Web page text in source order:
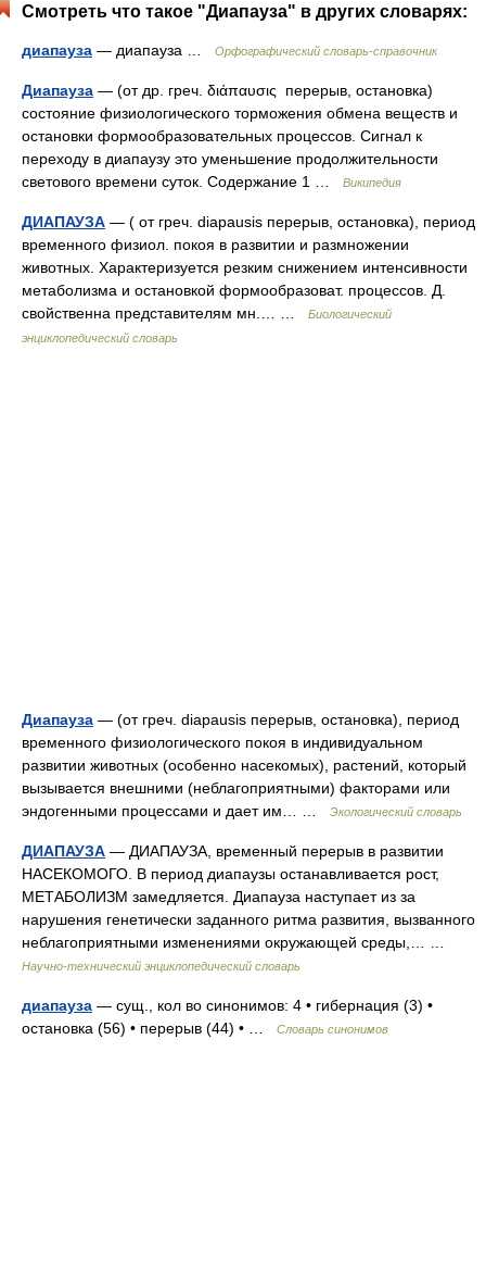
Смотреть что такое "Диапауза" в других словарях:
диапауза — диапауза … Орфографический словарь-справочник
Диапауза — (от др. греч. διάπαυσις перерыв, остановка)
состояние физиологического торможения обмена веществ и
остановки формообразовательных процессов. Сигнал к
переходу в диапаузу это уменьшение продолжительности
светового времени суток. Содержание 1 …
Википедия
ДИАПАУЗА — ( от греч. diapausis перерыв, остановка), период
временного физиол. покоя в развитии и размножении
животных. Характеризуется резким снижением интенсивности
метаболизма и остановкой формообразоват. процессов. Д.
свойственна представителям мн.… …
Биологический
энциклопедический словарь
Диапауза — (от греч. diapausis перерыв, остановка), период
временного физиологического покоя в индивидуальном
развитии животных (особенно насекомых), растений, который
вызывается внешними (неблагоприятными) факторами или
эндогенными процессами и дает им… …
Экологический словарь
ДИАПАУЗА — ДИАПАУЗА, временный перерыв в развитии
НАСЕКОМОГО. В период диапаузы останавливается рост,
МЕТАБОЛИЗМ замедляется. Диапауза наступает из за
нарушения генетически заданного ритма развития, вызванного
неблагоприятными изменениями окружающей среды,… …
Научно-технический энциклопедический словарь
диапауза — сущ., кол во синонимов: 4 • гибернация (3) •
остановка (56) • перерыв (44) • …
Словарь синонимов